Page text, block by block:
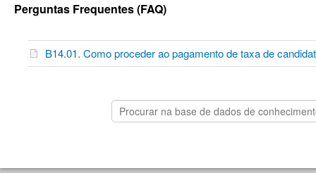
Perguntas Frequentes (FAQ)
B14.01. Como proceder ao pagamento de taxa de